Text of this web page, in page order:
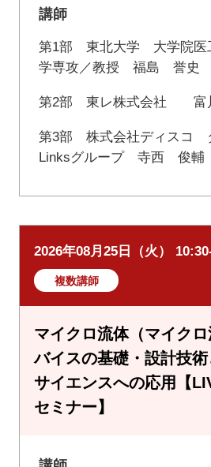
講師
第1部 東北大学 大学院医
学専攻／教授 福島 誉史
第2部 東レ株式会社
第3部 株式会社ディスコ
Linksグループ 寺西 俊
2026年08月25日（火）
複数講師
マイクロ流体（マイク
バイスの基礎・設計技
サイエンスへの応用【
セミナー】